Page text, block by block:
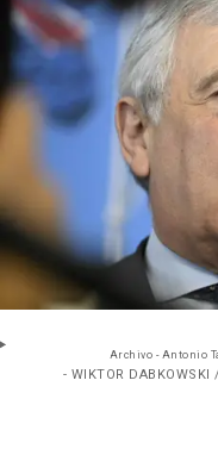
Archivo - Antonio
- WIKTOR